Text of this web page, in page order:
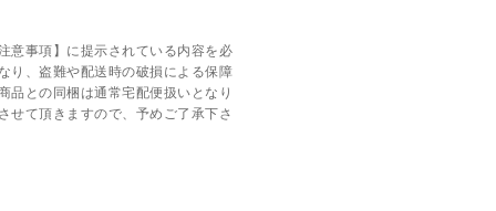
意事項】に提示されている内容を必
り、盗難や配送時の破損による保障
品との同梱は通常宅配便扱いとなり
せて頂きますので、予めご了承下さ